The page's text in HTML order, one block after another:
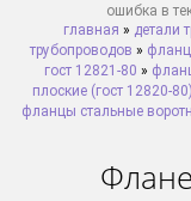
ошибка в
главная » детали
трубопроводов »
гост 12821-80 »
плоские (гост 12820-
фланцы стальные